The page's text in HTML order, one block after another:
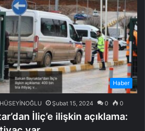
Haber
Şubat 15, 2024 0 0
İliç’e ilişkin açıklama: